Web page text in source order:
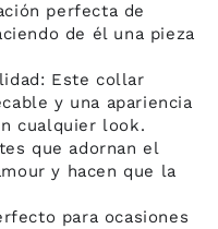
perfecta de
de él una pieza
Este collar
y una apariencia
cualquier look.
que adornan el
y hacen que la
para ocasiones